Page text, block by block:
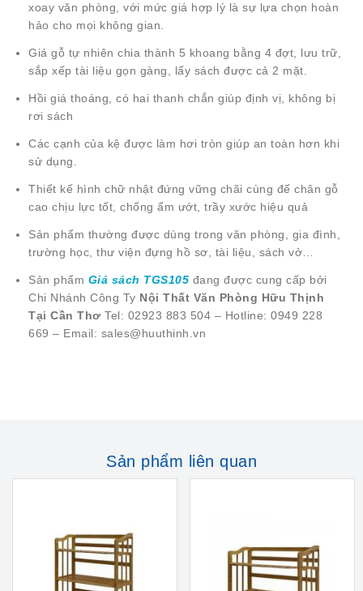
xoay văn phòng, với mức giá hợp lý là sự lựa chọn hoàn
hảo cho mọi không gian.
Giá gỗ tự nhiên chia thành 5 khoang bằng 4 đợt, lưu trữ,
sắp xếp tài liệu gọn gàng, lấy sách được cả 2 mặt.
Hồi giá thoáng, có hai thanh chắn giúp định vị, không bị
rơi sách
Các cạnh của kệ được làm hơi tròn giúp an toàn hơn khi
sử dụng.
Thiết kế hình chữ nhật đứng vững chãi cùng đế chân gỗ
cao chịu lực tốt, chống ẩm ướt, trầy xước hiệu quả
Sản phẩm thường được dùng trong văn phòng, gia đình,
trường học, thư viện đựng hồ sơ, tài liệu, sách vở…
Sản phẩm Giá sách TGS105 đang được cung cấp bởi
Chi Nhánh Công Ty Nội Thất Văn Phòng Hữu Thịnh
Tại Cần Thơ Tel: 02923 883 504 – Hotline: 0949 228
669 – Email: sales@huuthinh.vn
Sản phẩm liên quan